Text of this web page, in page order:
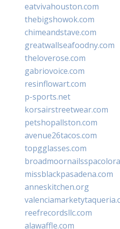
eatvivahouston.com
thebigshowok.com
chimeandstave.com
greatwallseafoodny.com
theloverose.com
gabriovoice.com
resinflowart.com
p-sports.net
korsairstreetwear.com
petshopallston.com
avenue26tacos.com
topgglasses.com
missblackpasadena.com
anneskitchen.org
reefrecordsllc.com
alawaffle.com